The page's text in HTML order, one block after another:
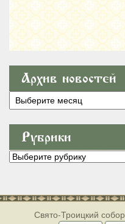
Архив новостей
Архив
новостей
Рубрики
Рубрики
Свято-Троицкий собор